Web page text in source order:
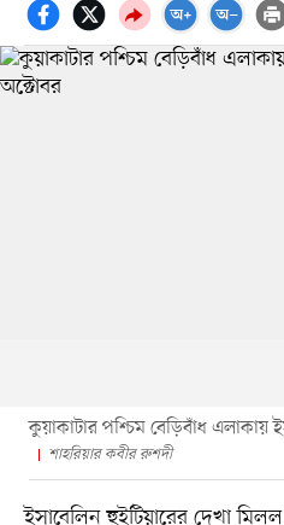
কুয়াকাটার পশ্চিম বেড়িবাঁধ এলাকায়
শাহরিয়ার কবীর রুশদী
ইসাবেলিন হুইটিয়ারের দেখা